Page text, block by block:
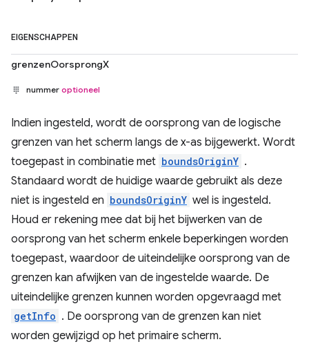
EIGENSCHAPPEN
grenzenOorsprongX
nummer optioneel
Indien ingesteld, wordt de oorsprong van de logische
grenzen van het scherm langs de x-as bijgewerkt. Wordt
toegepast in combinatie met boundsOriginY .
Standaard wordt de huidige waarde gebruikt als deze
niet is ingesteld en boundsOriginY wel is ingesteld.
Houd er rekening mee dat bij het bijwerken van de
oorsprong van het scherm enkele beperkingen worden
toegepast, waardoor de uiteindelijke oorsprong van de
grenzen kan afwijken van de ingestelde waarde. De
uiteindelijke grenzen kunnen worden opgevraagd met
getInfo . De oorsprong van de grenzen kan niet
worden gewijzigd op het primaire scherm.